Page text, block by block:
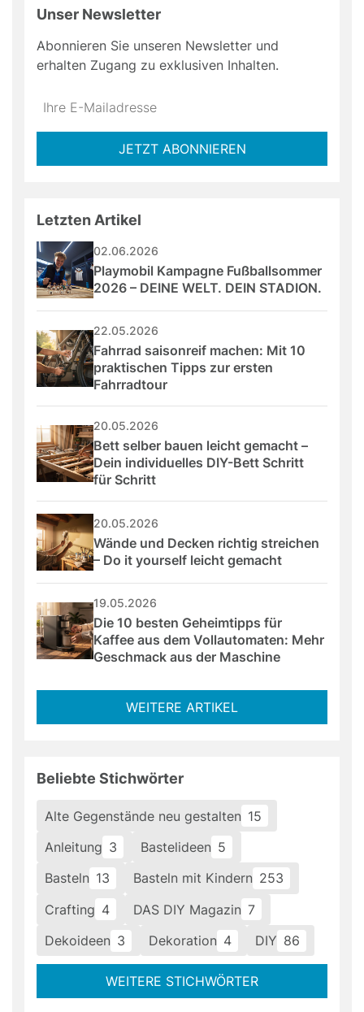
Unser Newsletter
Abonnieren Sie unseren Newsletter und
erhalten Zugang zu exklusiven Inhalten.
Do
*Ihre
JETZT ABONNIEREN
Letzten Artikel
02.06.2026
Playmobil Kampagne Fußballsommer
2026 – DEINE WELT. DEIN STADION.
22.05.2026
Fahrrad saisonreif machen: Mit 10
praktischen Tipps zur ersten
Fahrradtour
20.05.2026
Bett selber bauen leicht gemacht –
Dein individuelles DIY-Bett Schritt
für Schritt
20.05.2026
Wände und Decken richtig streichen
– Do it yourself leicht gemacht
19.05.2026
Die 10 besten Geheimtipps für
Kaffee aus dem Vollautomaten: Mehr
Geschmack aus der Maschine
WEITERE ARTIKEL
Beliebte Stichwörter
Alte Gegenstände neu gestalten 15
Anleitung 3 Bastelideen 5
Basteln 13 Basteln mit Kindern 253
Crafting 4 DAS DIY Magazin 7
Dekoideen 3 Dekoration 4 DIY 86
WEITERE STICHWÖRTER